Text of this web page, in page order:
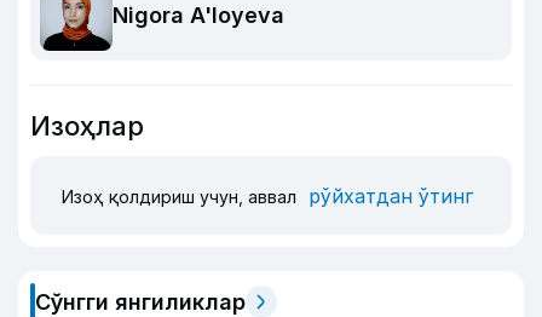
Nigora A'loyeva
Изоҳлар
Изоҳ қолдириш учун, аввал рўйхатдан ўтинг
Сўнгги янгиликлар